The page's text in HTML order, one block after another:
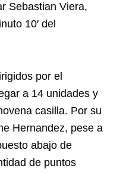
Sebastian Viera,
10′ del
por el
a 14 unidades y
casilla. Por su
Hernandez, pese a
abajo de
de puntos